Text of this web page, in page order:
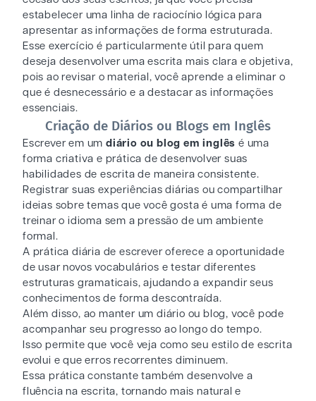
estabelecer uma linha de raciocínio lógica para
apresentar as informações de forma estruturada.
Esse exercício é particularmente útil para quem
deseja desenvolver uma escrita mais clara e objetiva,
pois ao revisar o material, você aprende a eliminar o
que é desnecessário e a destacar as informações
essenciais.
Criação de Diários ou Blogs em Inglês
Escrever em um diário ou blog em inglês é uma
forma criativa e prática de desenvolver suas
habilidades de escrita de maneira consistente.
Registrar suas experiências diárias ou compartilhar
ideias sobre temas que você gosta é uma forma de
treinar o idioma sem a pressão de um ambiente
formal.
A prática diária de escrever oferece a oportunidade
de usar novos vocabulários e testar diferentes
estruturas gramaticais, ajudando a expandir seus
conhecimentos de forma descontraída.
Além disso, ao manter um diário ou blog, você pode
acompanhar seu progresso ao longo do tempo.
Isso permite que você veja como seu estilo de escrita
evolui e que erros recorrentes diminuem.
Essa prática constante também desenvolve a
fluência na escrita, tornando mais natural e